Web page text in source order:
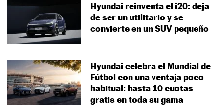
Hyundai reinventa el i20: deja
de ser un utilitario y se
convierte en un SUV pequeño
Hyundai celebra el Mundial de
Fútbol con una ventaja poco
habitual: hasta 10 cuotas
gratis en toda su gama